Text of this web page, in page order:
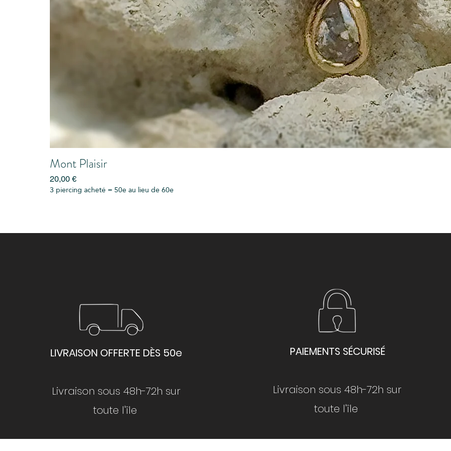
Mont Plaisir
Prix
20,00 €
3 piercing acheté = 50e au lieu de 60e
LIVRAISON OFFERTE DÈS 50e
Livraison sous 48h-72h sur
toute l'île
PAIEMENTS SÉCURISÉ
Livraison sous 48h-72h sur
toute l'île